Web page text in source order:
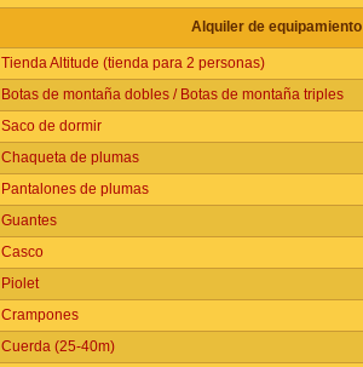
Alquiler de equipamiento
Tienda Altitude (tienda para 2 personas)
Botas de montaña dobles / Botas de montaña triples
Saco de dormir
Chaqueta de plumas
Pantalones de plumas
Guantes
Casco
Piolet
Crampones
Cuerda (25-40m)